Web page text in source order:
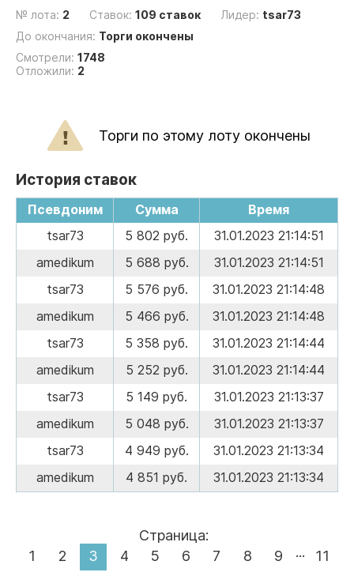
№ лота: 2 Ставок: 109 ставок Лидер: tsar73
До окончания: Торги окончены
Смотрели: 1748
Отложили: 2
Торги по этому лоту окончены
История ставок
Псевдоним Сумма
Время
tsar73
5 802 руб.
31.01.2023 21:14:51
amedikum
5 688 руб.
31.01.2023 21:14:51
tsar73
5 576 руб.
31.01.2023 21:14:48
amedikum
5 466 руб.
31.01.2023 21:14:48
tsar73
5 358 руб.
31.01.2023 21:14:44
amedikum
5 252 руб.
31.01.2023 21:14:44
tsar73
5 149 руб.
31.01.2023 21:13:37
amedikum
5 048 руб.
31.01.2023 21:13:37
tsar73
4 949 руб.
31.01.2023 21:13:34
amedikum
4 851 руб. 31.01.2023 21:13:34
Страница:
1
2 3 4 5 6 7 8 9 ... 11